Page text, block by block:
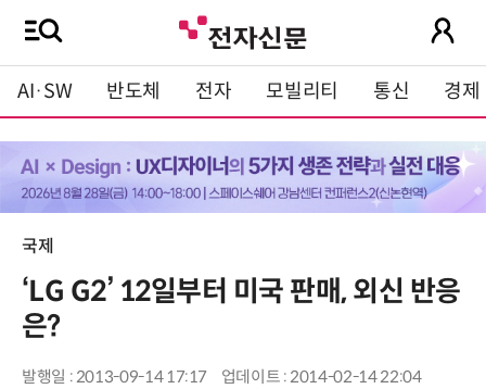
AI·SW 반도체 전자 모빌리티 통신 경제
국제
‘LG G2’ 12일부터 미국 판매, 외신 반응
은?
발행일 : 2013-09-14 17:17 업데이트 : 2014-02-14 22:04